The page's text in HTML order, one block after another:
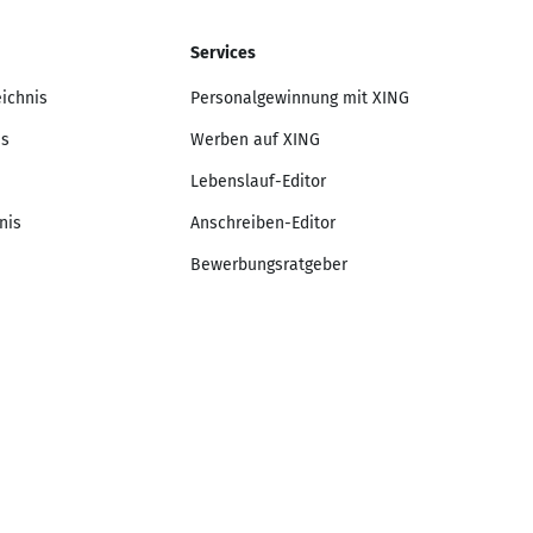
Services
Personalgewinnung mit XING
Werben auf XING
Lebenslauf-Editor
Anschreiben-Editor
Bewerbungsratgeber